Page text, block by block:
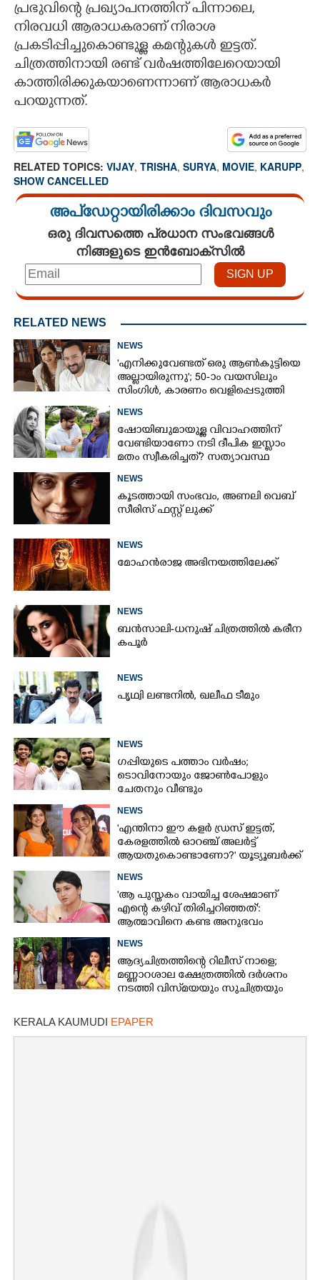
പ്രഭുവിന്റെ പ്രഖ്യാപനത്തിന് പിന്നാലെ,
നിരവധി ആരാധകരാണ് നിരാശ
പ്രകടിപ്പിച്ചുകൊണ്ടുള്ള കമന്റുകൾ ഇട്ടത്.
ചിത്രത്തിനായി രണ്ട് വർഷത്തിലേറെയായി
കാത്തിരിക്കുകയാണെന്നാണ് ആരാധകർ
പറയുന്നത്.
RELATED TOPICS: VIJAY, TRISHA, SURYA, MOVIE, KARUPP,
SHOW CANCELLED
അപ്ഡേറ്റായിരിക്കാം ദിവസവും
ഒരു ദിവസത്തെ പ്രധാന സംഭവങ്ങൾ
നിങ്ങളുടെ ഇൻബോക്സിൽ
RELATED NEWS
NEWS
'എനിക്കുവേണ്ടത് ഒരു ആൺകുട്ടിയെ
അല്ലായിരുന്നു'; 50-ാം വയസിലും
സിംഗിൾ, കാരണം വെളിപ്പെടുത്തി
NEWS
ഷോയിബുമായുള്ള വിവാഹത്തിന്
വേണ്ടിയാണോ നടി ദീപിക ഇസ്ലാം
മതം സ്വീകരിച്ചത്? സത്യാവസ്ഥ
NEWS
കൂടത്തായി സംഭവം, അണലി വെബ്
സീരിസ് ഫസ്റ്റ് ലുക്ക്
NEWS
മോഹൻരാജ അഭിനയത്തിലേക്ക്
NEWS
ബൻസാലി-ധനുഷ് ചിത്രത്തിൽ കരീന
കപൂർ
NEWS
പൃഥ്വി ലണ്ടനിൽ, ഖലീഫ ടീമും
NEWS
ഗപ്പിയുടെ പത്താം വർഷം;​
ടൊവിനോയും ജോൺപോളും
ചേതനും വീണ്ടും
NEWS
'എന്തിനാ ഈ കളർ ഡ്രസ് ഇട്ടത്,
കേരളത്തിൽ ഓറഞ്ച് അല‌ർട്ട്
ആയതുകൊണ്ടാണോ?' യൂട്യൂബർക്ക്
NEWS
'ആ പുസ്തകം വായിച്ച ശേഷമാണ്
എന്റെ കഴിവ് തിരിച്ചറിഞ്ഞത്':
ആത്മാവിനെ കണ്ട അനുഭവം
NEWS
ആദ്യചിത്രത്തിന്റെ റിലീസ് നാളെ;
മണ്ണാറശാല ക്ഷേത്രത്തിൽ ദർശനം
നടത്തി വിസ്‌മയയും സുചിത്രയും
KERALA KAUMUDI EPAPER